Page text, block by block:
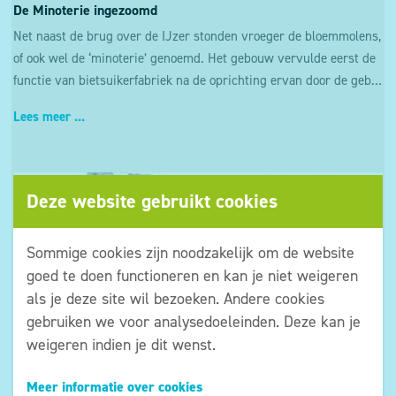
De Minoterie ingezoomd
Net naast de brug over de IJzer stonden vroeger de bloemmolens,
of ook wel de ‘minoterie’ genoemd. Het gebouw vervulde eerst de
functie van bietsuikerfabriek na de oprichting ervan door de gebroeders Van Hille in 1836.
Lees meer ...
Deze website gebruikt cookies
Sommige cookies zijn noodzakelijk om de website
goed te doen functioneren en kan je niet weigeren
als je deze site wil bezoeken. Andere cookies
gebruiken we voor analysedoeleinden. Deze kan je
weigeren indien je dit wenst.
Meer informatie over cookies